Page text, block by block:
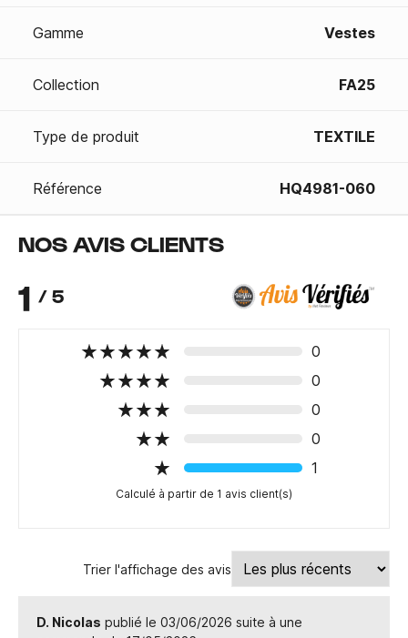
Gamme Vestes
Collection FA25
Type de produit TEXTILE
Référence HQ4981-060
NOS AVIS CLIENTS
1 / 5
0
0
0
0
1
Calculé à partir de 1 avis client(s)
Trier l'affichage des avis
D. Nicolas publié le 03/06/2026 suite à une